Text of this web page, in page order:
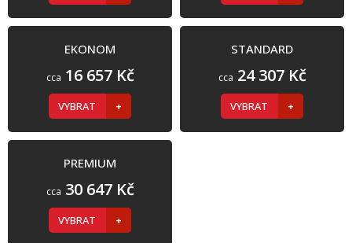
EKONOM
cca 16 657 Kč
VYBRAT
STANDARD
cca 24 307 Kč
VYBRAT
PREMIUM
cca 30 647 Kč
VYBRAT